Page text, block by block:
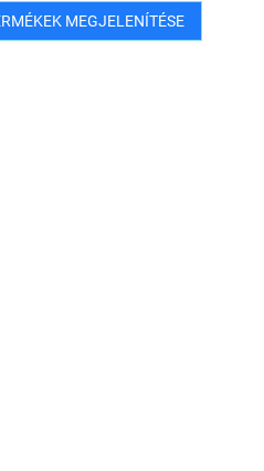
MEGJELENÍTÉSE